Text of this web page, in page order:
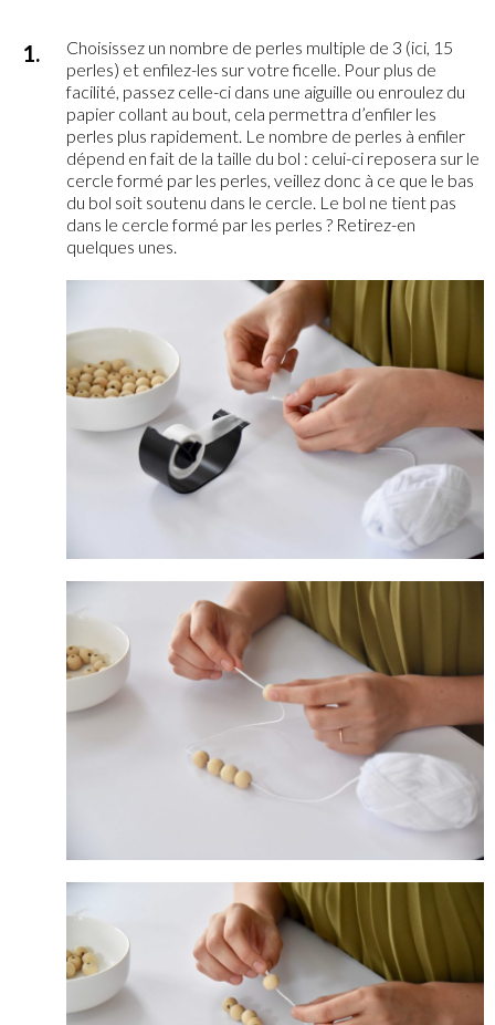
Choisissez un nombre de perles multiple de 3 (ici, 15
perles) et enfilez-les sur votre ficelle. Pour plus de
facilité, passez celle-ci dans une aiguille ou enroulez du
papier collant au bout, cela permettra d’enfiler les
perles plus rapidement. Le nombre de perles à enfiler
dépend en fait de la taille du bol : celui-ci reposera sur le
cercle formé par les perles, veillez donc à ce que le bas
du bol soit soutenu dans le cercle. Le bol ne tient pas
dans le cercle formé par les perles ? Retirez-en
quelques unes.